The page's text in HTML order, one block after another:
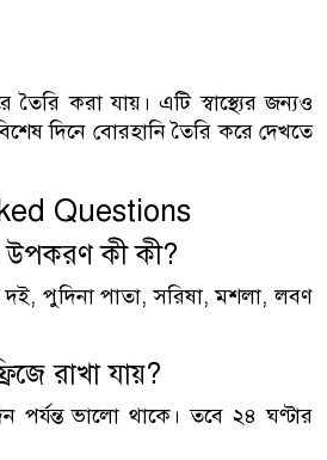
করা যায়। এটি স্বাস্থ্যের জন্যও
দিনে বোরহানি তৈরি করে দেখতে
Questions
উপকরণ কী কী?
দই, পুদিনা পাতা, সরিষা, মশলা, লবণ
রাখা যায়?
পর্যন্ত ভালো থাকে। তবে ২৪ ঘণ্টার